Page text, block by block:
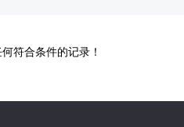
符合条件的记录！